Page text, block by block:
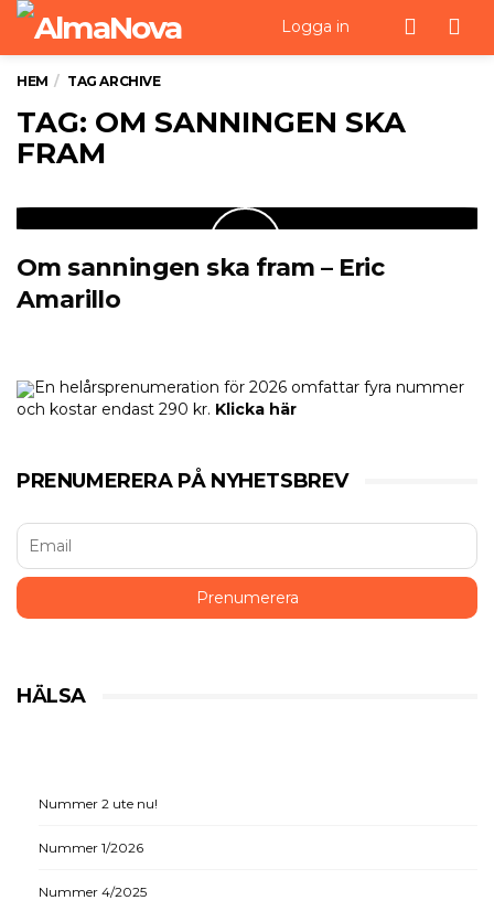
Logga in
HEM TAG ARCHIVE
TAG: OM SANNINGEN SKA
FRAM
Om sanningen ska fram – Eric
Amarillo
En helårsprenumeration för 2026 omfattar fyra nummer
och kostar endast 290 kr. Klicka här
PRENUMERERA PÅ NYHETSBREV
HÄLSA
Nummer 2 ute nu!
Nummer 1/2026
Nummer 4/2025